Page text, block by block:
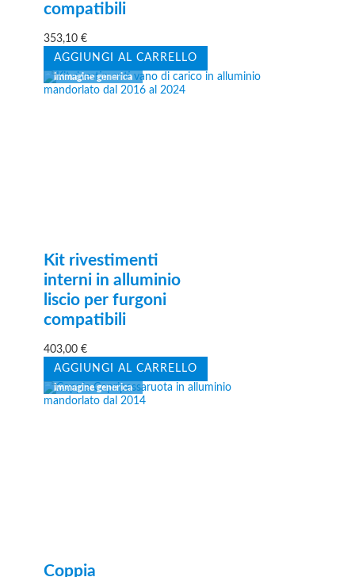
compatibili
353,10€
AGGIUNGI AL CARRELLO
Kit rivestimenti
interni in alluminio
liscio per furgoni
compatibili
403,00€
AGGIUNGI AL CARRELLO
Coppia